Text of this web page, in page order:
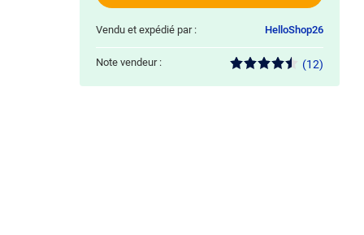
Vendu et expédié par : HelloShop26
Note vendeur : (12)